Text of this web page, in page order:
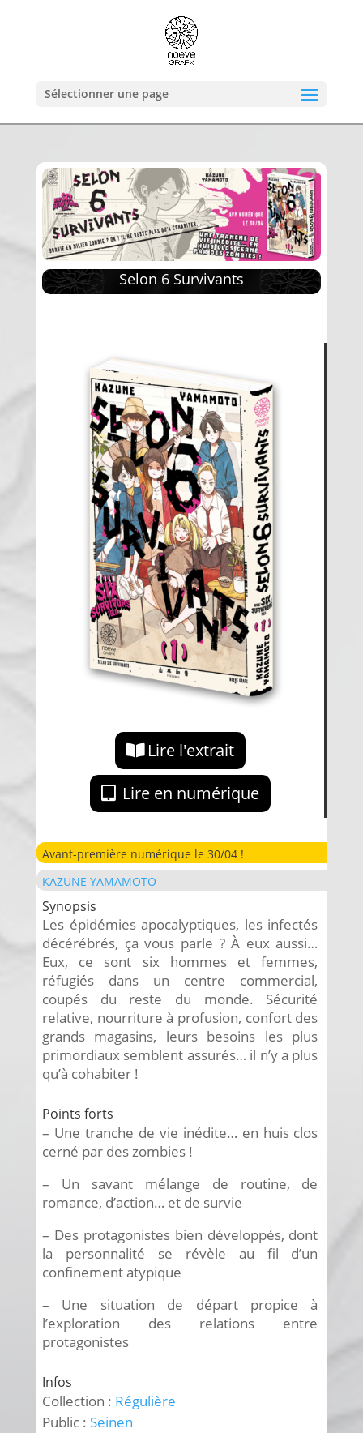
Sélectionner une page
Selon 6 Survivants
Lire l'extrait
Lire en numérique
Avant-première numérique le 30/04 !
KAZUNE YAMAMOTO
Synopsis
Les épidémies apocalyptiques, les infectés
décérébrés, ça vous parle ? À eux aussi…
Eux, ce sont six hommes et femmes,
réfugiés dans un centre commercial,
coupés du reste du monde. Sécurité
relative, nourriture à profusion, confort des
grands magasins, leurs besoins les plus
primordiaux semblent assurés… il n’y a plus
qu’à cohabiter !
Points forts
– Une tranche de vie inédite… en huis clos
cerné par des zombies !
– Un savant mélange de routine, de
romance, d’action… et de survie
– Des protagonistes bien développés, dont
la personnalité se révèle au fil d’un
confinement atypique
– Une situation de départ propice à
l’exploration des relations entre
protagonistes
Infos
Collection : Régulière
Public : Seinen